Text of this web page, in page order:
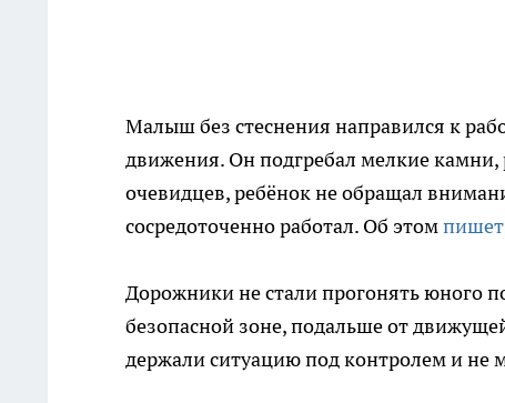
Малыш без стеснения направился к
движения. Он подгребал мелкие камни,
очевидцев, ребёнок не обращал
сосредоточенно работал. Об этомпишет
Дорожники не стали прогонять юного
безопасной зоне, подальше от
держали ситуацию под контролем и не